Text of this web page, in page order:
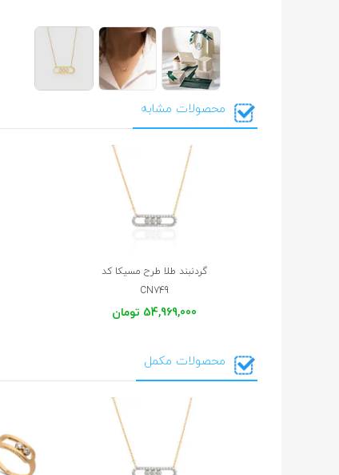
محصولات مشابه
گردنبند طلا طرح مسیکا کد
CN749
54,969,000 تومان
محصولات مکمل